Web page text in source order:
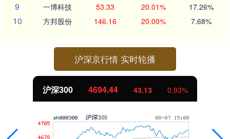
9 一博科技 53.33 20.01% 17.26%
10 方邦股份 146.16 20.00% 7.68%
沪深京行情 实时轮播
沪深300 4694.44 43.13 0.93%